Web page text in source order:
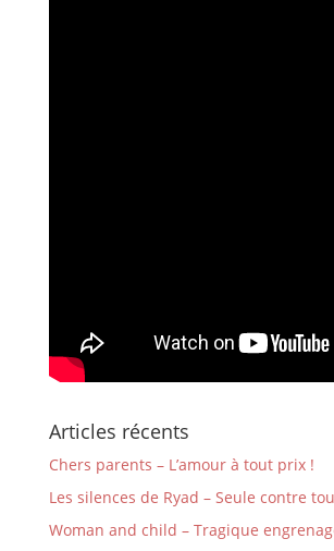
Articles récents
Chers parents – L’amour à tout prix !
Les silences de Ryad – Seule contre
Woman and child – Tragique